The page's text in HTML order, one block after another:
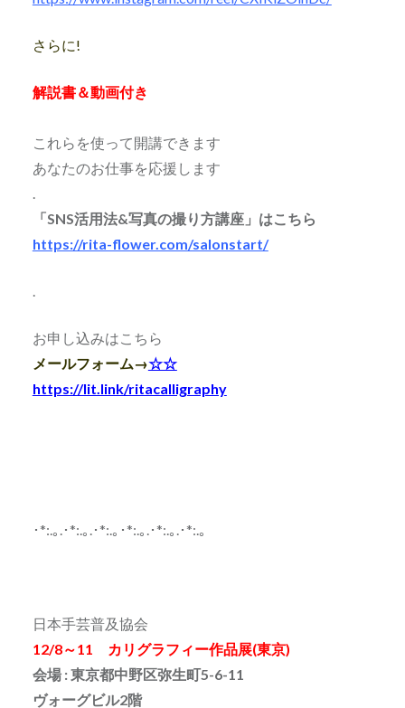
さらに!
解説書＆動画付き
これらを使って開講できます
あなたのお仕事を応援します
.
「SNS活用法&写真の撮り方講座」はこちら
https://rita-flower.com/salonstart/
.
お申し込みはこちら
メールフォーム→☆☆
https://lit.link/ritacalligraphy
･*:.｡.･*:.｡.･*:.｡･*:.｡.･*:.｡.･*:.｡
日本手芸普及協会
12/8～11 カリグラフィー作品展(東京)
会場 : 東京都中野区弥生町5-6-11
ヴォーグビル2階